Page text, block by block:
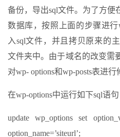
备份，导出sql文件。为了方便
数据库，按照上面的步骤进行
入sql文件，并且拷贝原来的
文件夹中。由于域名的改变需
对wp- options和wp-posts表进行
在wp-options中运行如下sql语句
update wp_options set
option_name=’siteurl’;